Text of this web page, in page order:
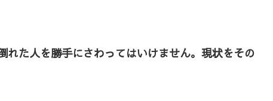
た人を勝手にさわってはいけません。現状をその